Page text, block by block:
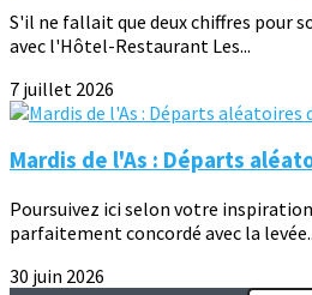
S'il ne fallait que deux chiffres pour
avec l'Hôtel-Restaurant Les...
7 juillet 2026
Mardis de l'As : Départs
Poursuivez ici selon votre
parfaitement concordé avec la
30 juin 2026